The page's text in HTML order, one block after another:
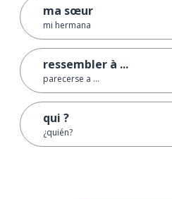
ma sœur
mi hermana
ressembler à ...
parecerse a ...
qui ?
¿quién?